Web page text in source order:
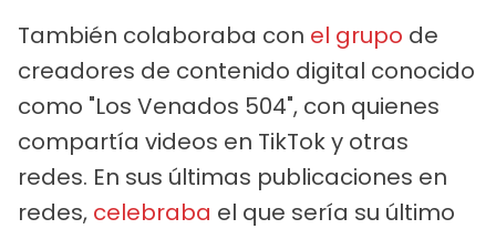
También colaboraba con el grupo de
creadores de contenido digital conocido
como "Los Venados 504", con quienes
compartía videos en TikTok y otras
redes. En sus últimas publicaciones en
redes, celebraba el que sería su último